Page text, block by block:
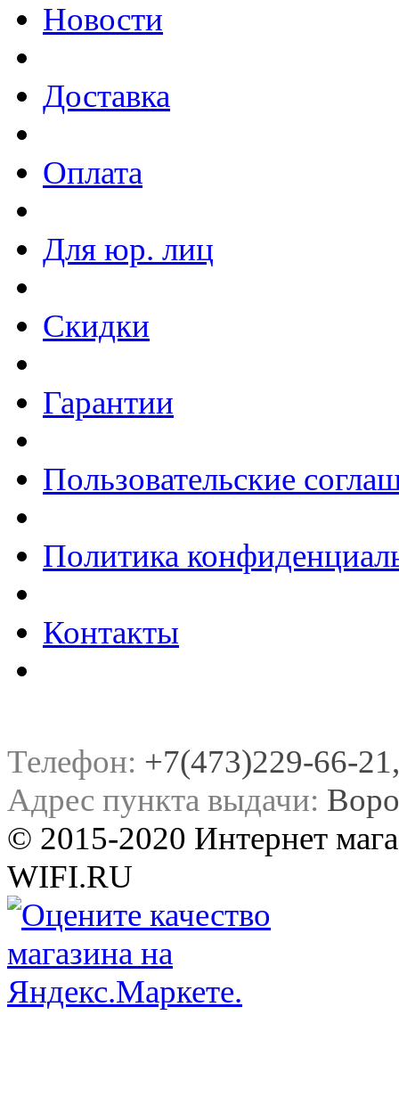
Новости
Доставка
Оплата
Для юр. лиц
Скидки
Гарантии
Пользовательские
Политика
Контакты
Телефон: +7(473)229-66-
Адрес пункта выдачи:
© 2015-2020 Интернет
WIFI.RU